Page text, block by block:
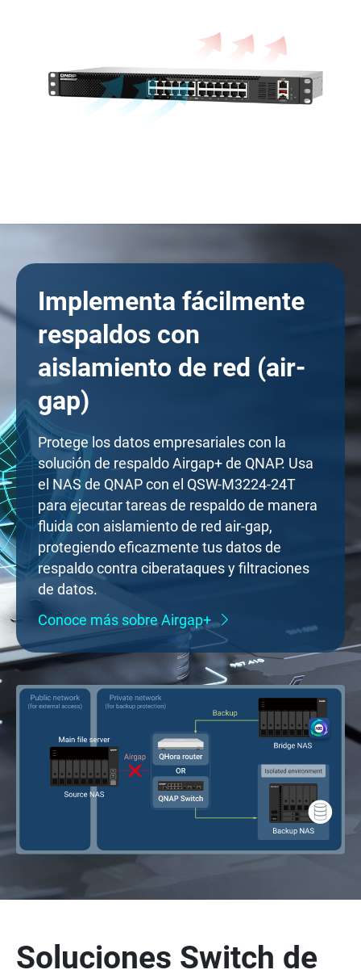
Implementa fácilmente
respaldos con
aislamiento de red (air-
gap)
Protege los datos empresariales con la
solución de respaldo Airgap+ de QNAP. Usa
el NAS de QNAP con el QSW-M3224-24T
para ejecutar tareas de respaldo de manera
fluida con aislamiento de red air-gap,
protegiendo eficazmente tus datos de
respaldo contra ciberataques y filtraciones
de datos.
Conoce más sobre Airgap+
Soluciones Switch de